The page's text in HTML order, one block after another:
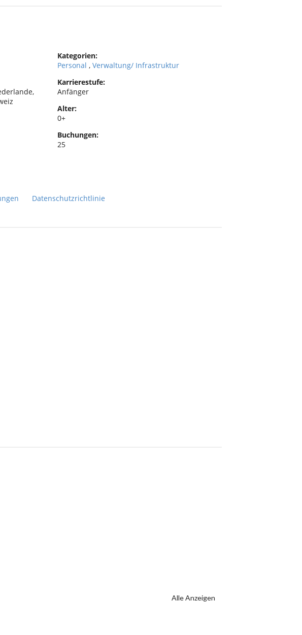
Kategorien:
Personal , Verwaltung/ Infrastruktur
Karrierestufe:
Anfänger
Alter:
0+
Buchungen:
25
Datenschutzrichtlinie
Alle Anzeigen